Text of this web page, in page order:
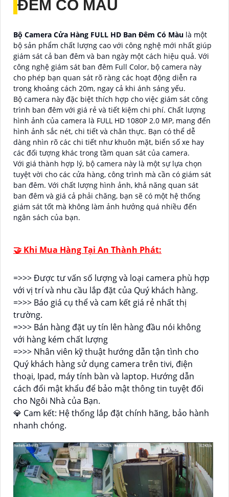
ĐÊM CÓ MÀU
Bộ Camera Cửa Hàng FULL HD Ban Đêm Có Màu là một
bộ sản phẩm chất lượng cao với công nghệ mới nhất giúp
giám sát cả ban đêm và ban ngày một cách hiệu quả. Với
công nghệ giám sát ban đêm Full Color, bộ camera này
cho phép bạn quan sát rõ ràng các hoạt động diễn ra
trong khoảng cách 20m, ngay cả khi ánh sáng yếu.
Bộ camera này đặc biệt thích hợp cho việc giám sát công
trình ban đêm với giá rẻ và tiết kiệm chi phí. Chất lượng
hình ảnh của camera là FULL HD 1080P 2.0 MP, mang đến
hình ảnh sắc nét, chi tiết và chân thực. Bạn có thể dễ
dàng nhìn rõ các chi tiết như khuôn mặt, biển số xe hay
các đối tượng khác trong tầm quan sát của camera.
Với giá thành hợp lý, bộ camera này là một sự lựa chọn
tuyệt vời cho các cửa hàng, công trình mà cần có giám sát
ban đêm. Với chất lượng hình ảnh, khả năng quan sát
ban đêm và giá cả phải chăng, bạn sẽ có một hệ thống
giám sát tốt mà không làm ảnh hưởng quá nhiều đến
ngân sách của bạn.
🤝 Khi Mua Hàng Tại An Thành Phát:
=>>> Được tư vấn số lượng và loại camera phù hợp
với vị trí và nhu cầu lắp đặt của Quý khách hàng.
=>>> Báo giá cụ thể và cam kết giá rẻ nhất thị
trường.
=>>> Bán hàng đặt uy tín lên hàng đầu nói không
với hàng kém chất lượng
=>>> Nhân viên kỹ thuật hướng dẫn tận tình cho
Quý khách hàng sử dụng camera trên tivi, điện
thoại, Ipad, máy tính bàn và laptop. Hướng dẫn
cách đổi mật khẩu để bảo mật thông tin tuyệt đối
cho Ngôi Nhà của Bạn.
💎 Cam kết: Hệ thống lắp đặt chính hãng, bảo hành
nhanh chóng.